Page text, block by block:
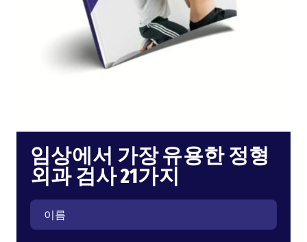
임상에서 가장 유용한 정형
외과 검사 21가지